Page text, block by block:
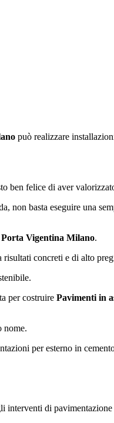
può realizzare
ben felice di aver
non basta eseguire una
Vigentina Milano.
risultati concreti e di alto
per costruire Pavimenti in
nome.
per esterno in
interventi di